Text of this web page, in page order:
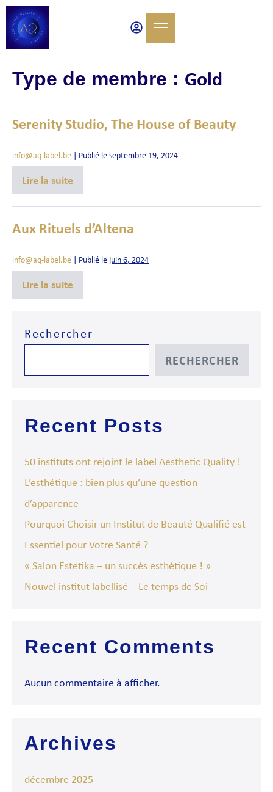
Type de membre : Gold
Serenity Studio, The House of Beauty
info@aq-label.be | Publié leseptembre 19, 2024
Lire la suite
Aux Rituels d’Altena
info@aq-label.be | Publié le juin 6, 2024
Lire la suite
Rechercher
RECHERCHER
Recent Posts
50 instituts ont rejoint le label Aesthetic Quality !
L’esthétique : bien plus qu’une question
d’apparence
Pourquoi Choisir un Institut de Beauté Qualifié est
Essentiel pour Votre Santé ?
« Salon Estetika – un succès esthétique ! »
Nouvel institut labellisé – Le temps de Soi
Recent Comments
Aucun commentaire à afficher.
Archives
décembre 2025